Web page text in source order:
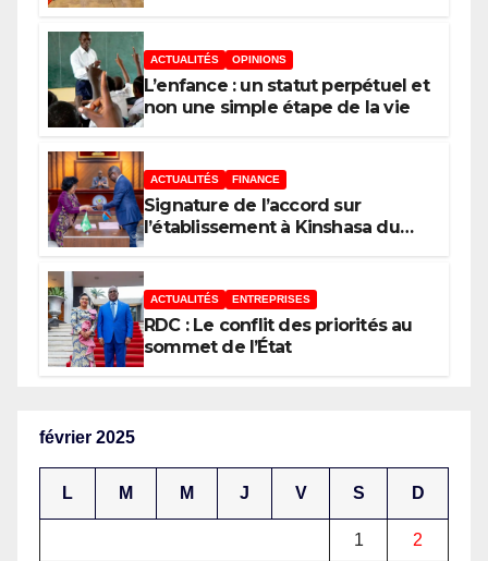
l’ambition d’une RDC, destination
phare de l’investissement en
Afrique
ACTUALITÉS OPINIONS
L’enfance : un statut perpétuel et
non une simple étape de la vie
ACTUALITÉS FINANCE
Signature de l’accord sur
l’établissement à Kinshasa du
africaine–Nouveau Partenariat
pour le développement de
l’Afrique (AUDA-NEPAD)
ACTUALITÉS ENTREPRISES
RDC : Le conflit des priorités au
sommet de l’État
février 2025
L M M J V S D
1 2